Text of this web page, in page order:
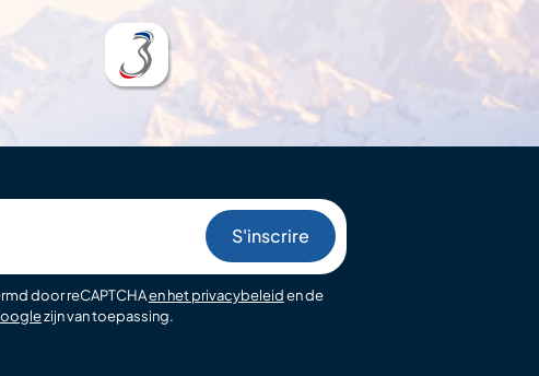
door reCAPTCHAen het privacybeleiden de
zijn van toepassing.